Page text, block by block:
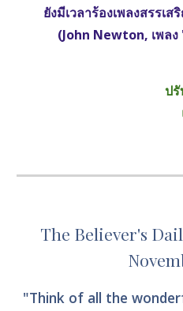
ยังมีเวลาร้องเพลงสรรเ
(John Newton, เพล
ป
The Believer's
"Think of all the